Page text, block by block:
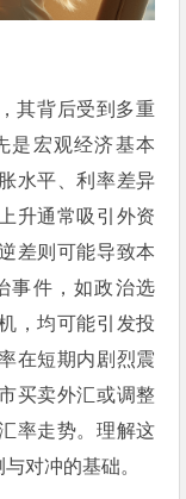
其背后受到多重
是宏观经济基本
水平、利率差异
升通常吸引外资
差则可能导致本
事件，如政治选
，均可能引发投
在短期内剧烈震
买卖外汇或调整
率走势。理解这
对冲的基础。